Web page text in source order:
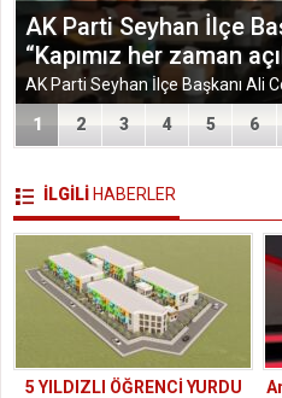
AK Parti Seyhan İlçe
“Kapımız her zaman
1 2 3 4 5 6
İLGİLİ HABERLER
5 YILDIZLI ÖĞRENCİ YURDU